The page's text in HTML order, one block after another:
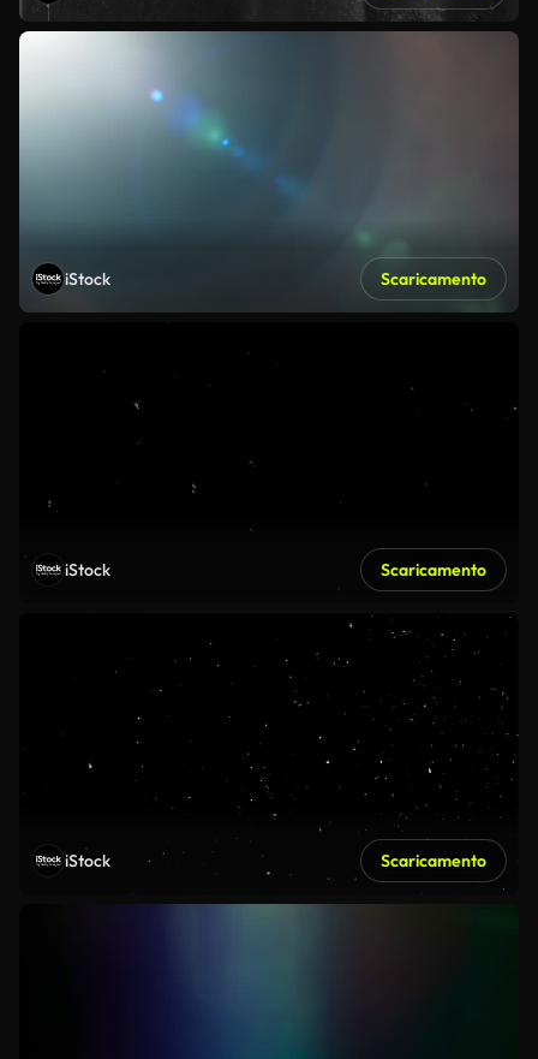
iStock Scaricamento
iStock Scaricamento
iStock Scaricamento